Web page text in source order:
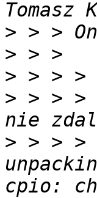
>
>
>
> > > >
> > >
cpio: